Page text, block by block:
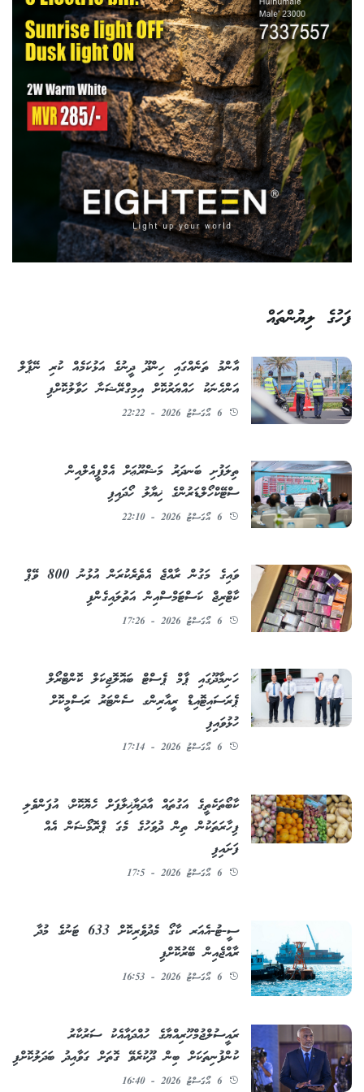
ފަހުގެ ލިޔުންތައް
އާންމު ތަނެއްގައި ހިންދޫ ދީނުގެ އަޅުކަމެއް ކުރި ނޭޕާލް
އަންހެނަކު ހައްޔަރުކޮށް އިމިގްރޭޝަނާ ހަވާލުކޮށްފި
6 އޯގަސްޓު 2026 - 22:22
ތިލަފުށި ބަނދަރު މަޝްރޫޢަށް އެމްޕީއެލްއިން
ސްޓޭކްހޯލްޑަރުންގެ ޚިޔާލު ހޯދައިފި
6 އޯގަސްޓު 2026 - 22:10
ވައިގެ މަގުން ރާއްޖެ އެތެރެކުރަން އުޅުނު 800 ވޭޕް
ކާޓްރިޖް ކަސްޓަމްސްއިން އަތުލައިގެންފި
6 އޯގަސްޓު 2026 - 17:26
ހަނިމާދޫގައި ޕާމް ޕެސްޓް ބައޮލޮޖިކަލް ކޮންޓްރޯލް
ޕެރަސައިޓޮއިޑް ރީއާރިންގ ސެންޓަރު ރަސްމީކޮށް
ހުޅުވައިފި
6 އޯގަސްޓު 2026 - 17:14
ކާބޯތަކެތީގެ އަގުތައް އާދަޔާޚިލާފަށް ހެޔޮކޮށް، އުފަންވެލި
ފިހާރަތަކުން ތިން ދުވަހުގެ މެގަ ޕްރޮމޯޝަން އެއް
ފަށައިފި
6 އޯގަސްޓު 2026 - 17:5
ސީ-ޓު-އެއަރ ކާގޯ މެދުވެރިކޮށް 633 ޓަނުގެ މުދާ
ރާއްޖެއިން ބޭރުކޮށްފި
6 އޯގަސްޓު 2026 - 16:53
ރައީސުލްޖުމްހޫރިއްޔާގެ ހުއްދައާއެކު ސަރުކާރު
ކުންފުނިތަކަށް ބިން ދޫކުރެވޭ ގޮތަށް ގަވާއިދު ބަދަލުކޮށްފި
6 އޯގަސްޓު 2026 - 16:40